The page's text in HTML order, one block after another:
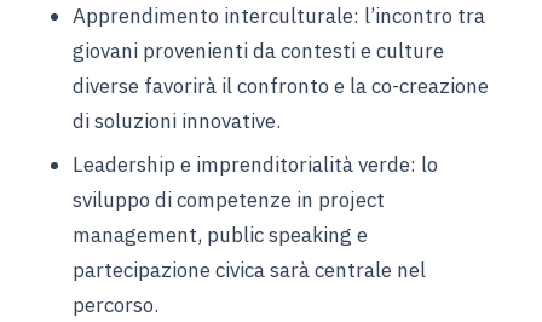
Apprendimento interculturale: l’incontro tra
giovani provenienti da contesti e culture
diverse favorirà il confronto e la co-creazione
di soluzioni innovative.
Leadership e imprenditorialità verde: lo
sviluppo di competenze in project
management, public speaking e
partecipazione civica sarà centrale nel
percorso.